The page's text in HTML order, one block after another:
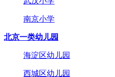
南京小学
北京一类幼儿园
海淀区幼儿园
西城区幼儿园